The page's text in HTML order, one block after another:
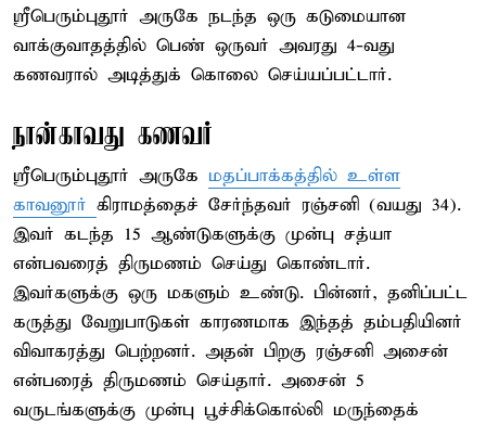
ஸ்ரீபெரும்புதூர் அருகே நடந்த ஒரு கடுமையான
வாக்குவாதத்தில் பெண் ஒருவர் அவரது 4-வது
கணவரால் அடித்துக் கொலை செய்யப்பட்டார்.
நான்காவது கணவர்
ஸ்ரீபெரும்புதூர் அருகே மதப்பாக்கத்தில் உள்ள
காவனூர் கிராமத்தைச் சேர்ந்தவர் ரஞ்சனி (வயது 34).
இவர் கடந்த 15 ஆண்டுகளுக்கு முன்பு சத்யா
என்பவரைத் திருமணம் செய்து கொண்டார்.
இவர்களுக்கு ஒரு மகளும் உண்டு. பின்னர், தனிப்பட்ட
கருத்து வேறுபாடுகள் காரணமாக இந்தத் தம்பதியினர்
விவாகரத்து பெற்றனர். அதன் பிறகு ரஞ்சனி அசைன்
என்பரைத் திருமணம் செய்தார். அசைன் 5
வருடங்களுக்கு முன்பு பூச்சிக்கொல்லி மருந்தைக்